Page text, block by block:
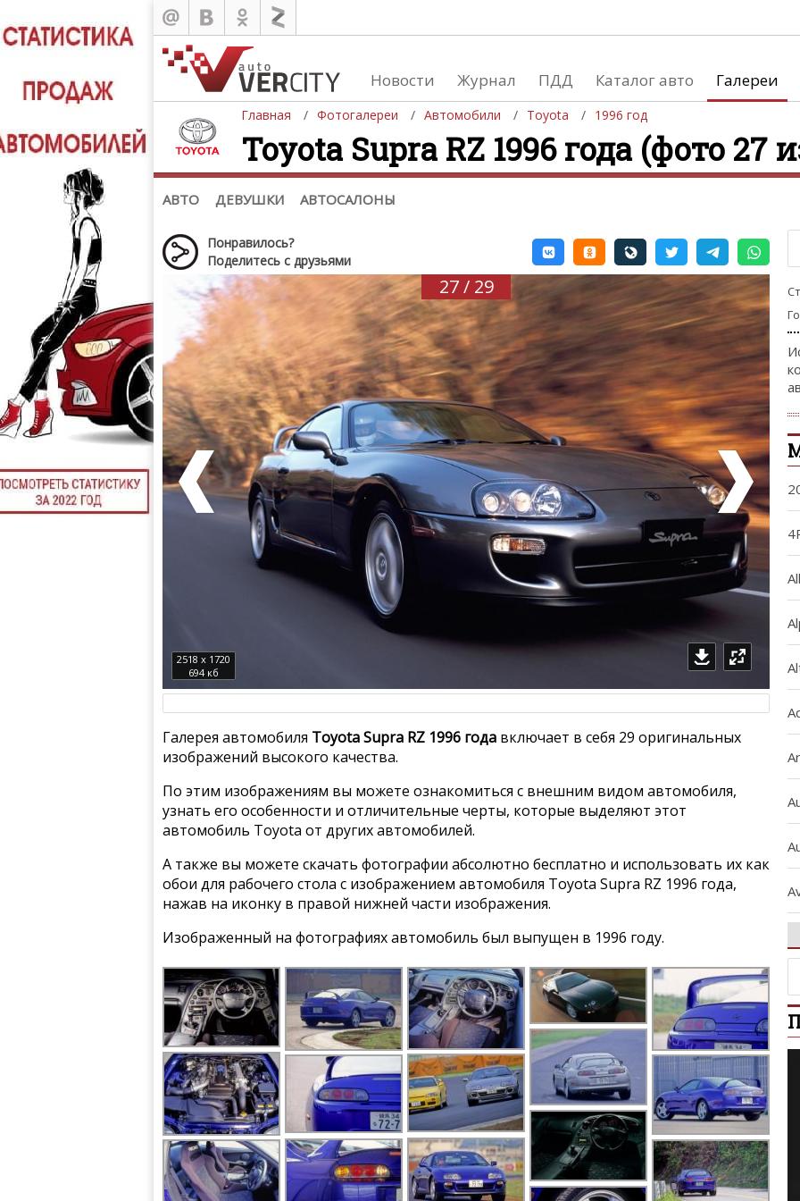
Новости Журнал ПДД Каталог авто Галереи
Главная Фотогалереи Автомобили Toyota 1996 год
Toyota Supra RZ 1996 года (фото 27
АВТО ДЕВУШКИ АВТОСАЛОНЫ
Автомобили
Последние добавления
Список марок
(+1102)
Девушки
Девушки и автомобили
Девушки и мото
Автосалоны
Список мировых автосалонов
Понравилось?
Поделитесь с друзьями
27 / 29
2518 x 1720
694 кб
Галерея автомобиля Toyota Supra RZ 1996 года включает в себя 29 оригинальных
изображений высокого качества.
По этим изображениям вы можете ознакомиться с внешним видом автомобиля,
узнать его особенности и отличительные черты, которые выделяют этот
автомобиль Toyota от других автомобилей.
А также вы можете скачать фотографии абсолютно бесплатно и использовать их как
обои для рабочего стола с изображением автомобиля Toyota Supra RZ 1996 года,
нажав на иконку в правой нижней части изображения.
Изображенный на фотографиях автомобиль был выпущен в 1996 году.